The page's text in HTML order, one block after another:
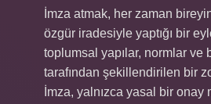
İmza atmak, her zaman
özgür iradesiyle yaptığı bir
toplumsal yapılar, normlar ve
tarafından şekillendirilen bir
İmza, yalnızca yasal bir onay